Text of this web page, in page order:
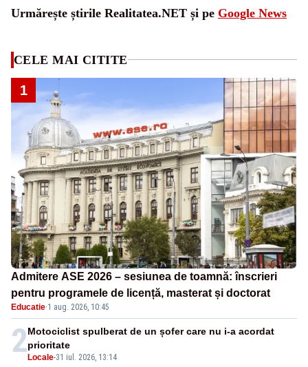
Urmărește știrile Realitatea.NET și pe Google News
CELE MAI CITITE
1
Admitere ASE 2026 – sesiunea de toamnă: înscrieri
pentru programele de licență, masterat și doctorat
Educatie·1 aug. 2026, 10:45
2 Locale-31 iul. 2026, 13:14
Motociclist spulberat de un șofer care nu i-a acordat
prioritate